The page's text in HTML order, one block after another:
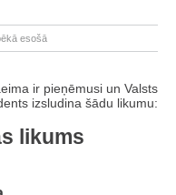
esošā
ir pieņēmusi un Valsts
izsludina šādu likumu:
likums